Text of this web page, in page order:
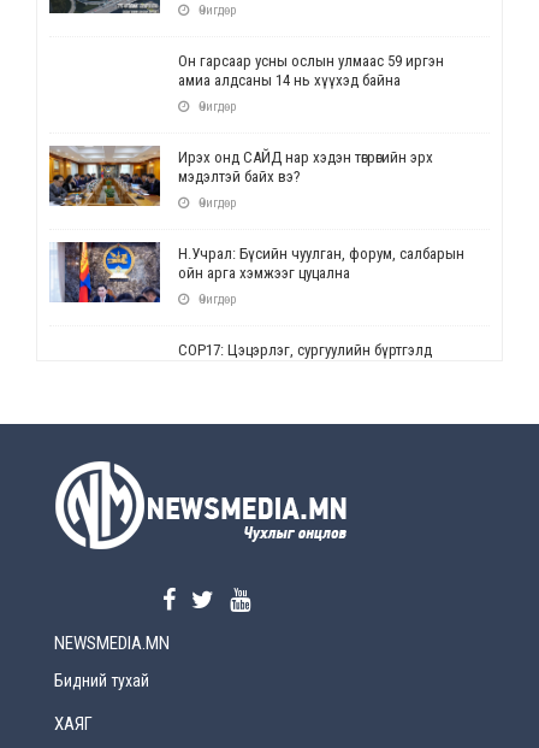
Өчигдөр
Он гарсаар усны ослын улмаас 59 иргэн
амиа алдсаны 14 нь хүүхэд байна
Өчигдөр
Ирэх онд САЙД нар хэдэн төгрөгийн эрх
мэдэлтэй байх вэ?
Өчигдөр
Н.Учрал: Бүсийн чуулган, форум, салбарын
ойн арга хэмжээг цуцална
Өчигдөр
СОР17: Цэцэрлэг, сургуулийн бүртгэлд
Өчигдөр
Өчигдөр
NEWSMEDIA.MN
Бидний тухай
ХАЯГ